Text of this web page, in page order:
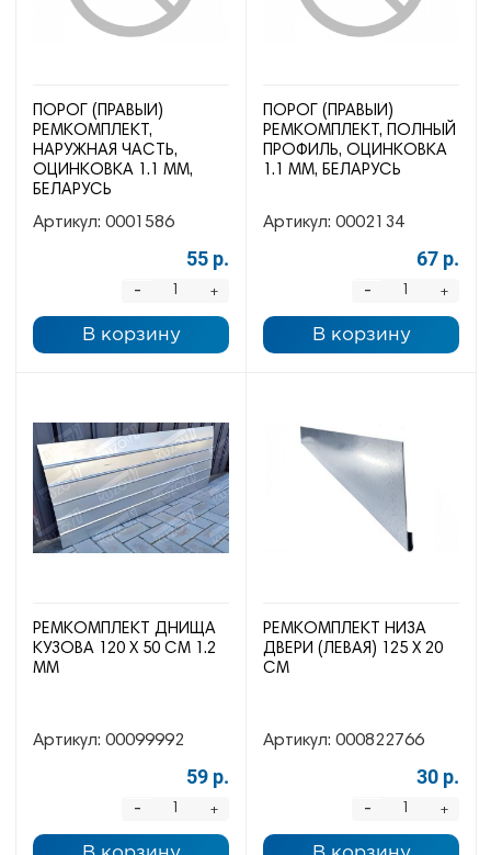
ПОРОГ (ПРАВЫЙ)
РЕМКОМПЛЕКТ,
НАРУЖНАЯ ЧАСТЬ,
ОЦИНКОВКА 1.1 ММ,
БЕЛАРУСЬ
Артикул: 0001586
55 р.
+
-
В корзину
ПОРОГ (ПРАВЫЙ)
РЕМКОМПЛЕКТ, ПОЛНЫЙ
ПРОФИЛЬ, ОЦИНКОВКА
1.1 ММ, БЕЛАРУСЬ
Артикул: 0002134
67 р.
+
-
В корзину
РЕМКОМПЛЕКТ ДНИЩА
КУЗОВА 120 Х 50 СМ 1.2
ММ
Артикул: 00099992
59 р.
+
-
РЕМКОМПЛЕКТ НИЗА
ДВЕРИ (ЛЕВАЯ) 125 Х 20
СМ
Артикул: 000822766
30 р.
+
-